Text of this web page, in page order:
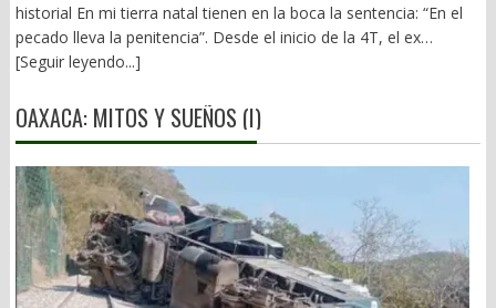
historial En mi tierra natal tienen en la boca la sentencia: “En el
pecado lleva la penitencia”. Desde el inicio de la 4T, el ex
gobernador Alejandro Murat ha arrastrado un mal fario. El 21 de
Primera visita de AMLO a Oaxaca y una prolongada rechifla. (El
Imparcial, 22/12/2018). Y vino la defensa del pupilo de
está ayudando mucho”. Fue el inicio del periplo de Murat en el
terreno fangoso del poder obradorista. Se dobló ante el Mesías
tropical. Y éste se dejó querer. Realizó 29 giras a Oaxaca. Pura
demagogia, nada de obras o apoyos. El 11 de junio de 2022 los
abucheos opacaron la enésima visita presidencial. Fue en
[Seguir leyendo...]
OAXACA: MITOS Y SUEÑOS (I)